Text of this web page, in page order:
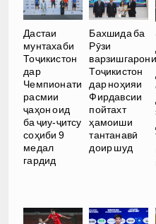
Дастаи
мунтахаби
Тоҷикистон
дар
Чемпионати
расмии
ҷаҳон оид
ба ҷиу-ҷитсу
соҳиби 9
медал
гардид
Бахшида ба
Рӯзи
варзишгарони
Тоҷикистон
дар ноҳияи
Фирдавсии
пойтахт
ҳамоиши
тантанавӣ
доир шуд